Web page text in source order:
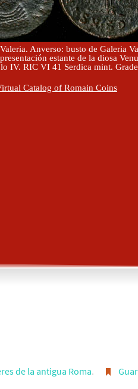
Anverso: busto de Galeria
estante de la diosa
IV. RIC VI 41 Serdica mint.
Catalog of Romain Coins
de la antigua Roma.